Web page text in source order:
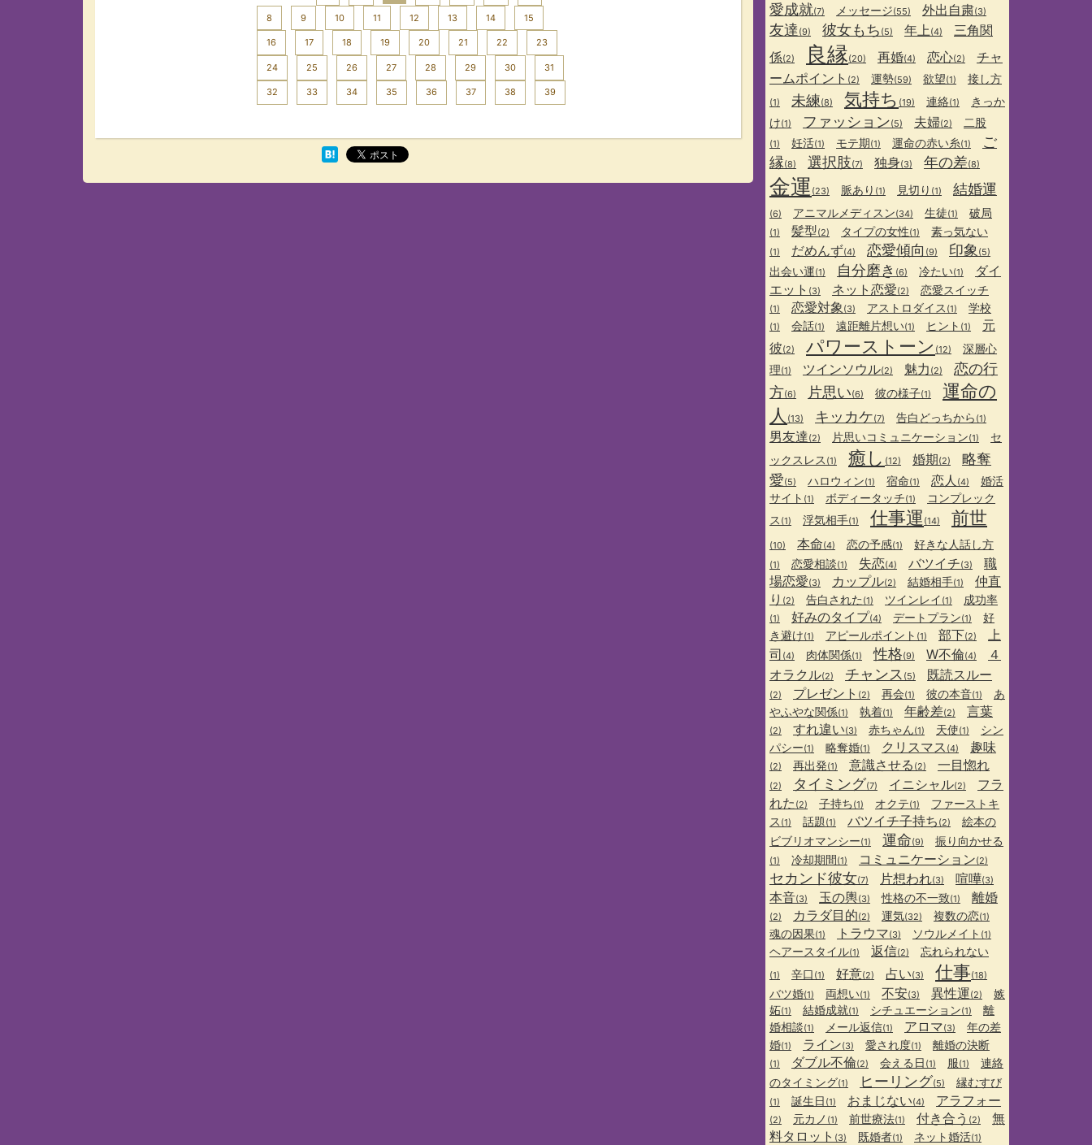
8 9 10 11 12 13 14 15
16 17 18 19 20 21 22 23
24 25 26 27 28 29 30 31
32 33 34 35 36 37 38 39
愛成就(7) メッセージ(55) 外出自粛(3)
友達 (9) 彼女もち (5) 年上(4)
三角関
係(2) 良縁(20) 再婚(4) 恋心(2)
チャ
ームポイント (2) 運勢(59) 欲望(1) 接し方
(1) 未練(8) 気持ち (19) 連絡(1)
きっか
け(1) ファッション(5) 夫婦(2) 二股
(1) 妊活(1) モテ期(1) 運命の赤い糸(1)
ご
縁(8) 選択肢(7) 独身(3) 年の差(8)
金運 (23) 脈あり (1) 見切り (1) 結婚運
(6) アニマルメディスン(34) 生徒(1) 破局
(1) 髪型(2) タイプの女性(1) 素っ気ない
(1) だめんず(4) 恋愛傾向 (9) 印象 (5)
出会い運(1) 自分磨き (6) 冷たい(1)
ダイ
エット (3) ネット恋愛(2) 恋愛スイッチ
(1) 恋愛対象(3) アストロダイス (1) 学校
(1) 会話(1) 遠距離片想い(1) ヒント (1)
元
彼(2) パワーストーン (12)
深層心
理(1) ツインソウル(2) 魅力 (2)
恋の行
方(6) 片思い(6) 彼の様子(1)
運命の
人 (13) キッカケ(7) 告白どっちから (1)
男友達(2) 片思いコミュニケーション(1)
セ
ックスレス (1) 癒し (12) 婚期(2)
略奪
愛(5) ハロウィン(1) 宿命(1) 恋人 (4)
婚活
サイト (1) ボディータッチ(1)
コンプレック
ス (1) 浮気相手(1) 仕事運 (14) 前世
(10) 本命(4) 恋の予感(1) 好きな人話し方
(1) 恋愛相談(1) 失恋(4) バツイチ(3)
職
場恋愛(3) カップル(2) 結婚相手(1)
仲直
り (2) 告白された (1) ツインレイ (1) 成功率
(1) 好みのタイプ(4) デートプラン(1)
好
き避け(1) アピールポイント (1) 部下(2)
上
司 (4) 肉体関係(1) 性格(9) W不倫(4)
４
オラクル(2) チャンス (5) 既読スルー
(2) プレゼント (2) 再会(1) 彼の本音(1)
あ
やふやな関係(1) 執着(1) 年齢差(2) 言葉
(2) すれ違い(3) 赤ちゃん(1) 天使(1)
シン
パシー(1) 略奪婚(1) クリスマス (4) 趣味
(2) 再出発(1) 意識させる (2) 一目惚れ
(2) タイミング(7) イニシャル(2)
フラ
れた (2) 子持ち(1) オクテ(1)
ファーストキ
ス (1) 話題(1) バツイチ子持ち (2)
絵本の
ビブリオマンシー(1) 運命(9) 振り向かせる
(1) 冷却期間(1) コミュニケーション(2)
セカンド彼女(7) 片想われ(3) 喧嘩(3)
本音(3) 玉の輿(3) 性格の不一致(1) 離婚
(2) カラダ目的(2) 運気(32) 複数の恋(1)
魂の因果(1) トラウマ(3) ソウルメイト (1)
ヘアースタイル(1) 返信(2) 忘れられない
(1) 辛口 (1) 好意(2) 占い(3) 仕事(18)
バツ婚(1) 両想い(1) 不安(3) 異性運(2)
嫉
妬(1) 結婚成就(1) シチュエーション(1)
離
婚相談(1) メール返信(1) アロマ(3)
年の差
婚(1) ライン(3) 愛され度(1) 離婚の決断
(1) ダブル不倫(2) 会える日 (1) 服(1)
連絡
のタイミング(1) ヒーリング(5) 縁むすび
(1) 誕生日 (1) おまじない(4) アラフォー
(2) 元カノ (1) 前世療法(1) 付き合う (2)
無
料タロット (3) 既婚者(1) ネット婚活(1)